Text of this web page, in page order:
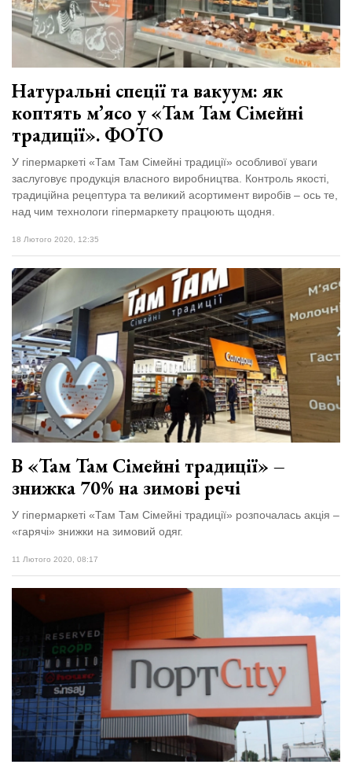
Натуральні спеції та вакуум: як
коптять м’ясо у «Там Там Сімейні
традиції». ФОТО
У гіпермаркеті «Там Там Сімейні традиції» особливої уваги
заслуговує продукція власного виробництва. Контроль якості,
традиційна рецептура та великий асортимент виробів – ось те,
над чим технологи гіпермаркету працюють щодня.
18 Лютого 2020, 12:35
В «Там Там Сімейні традиції» –
знижка 70% на зимові речі
У гіпермаркеті «Там Там Сімейні традиції» розпочалась акція –
«гарячі» знижки на зимовий одяг.
11 Лютого 2020, 08:17